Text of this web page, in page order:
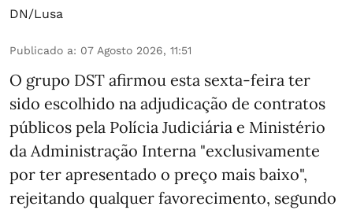
DN/Lusa
Publicado a: 07 Agosto 2026, 11:51
O grupo DST afirmou esta sexta-feira ter
sido escolhido na adjudicação de contratos
públicos pela Polícia Judiciária e Ministério
da Administração Interna "exclusivamente
por ter apresentado o preço mais baixo",
rejeitando qualquer favorecimento, segundo